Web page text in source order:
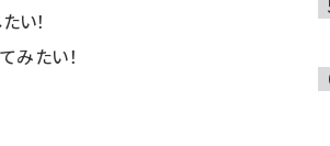
い！
みたい！